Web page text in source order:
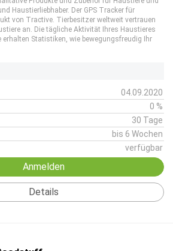
Haustierliebhaber. Der GPS Tracker für
von Tractive. Tierbesitzer weltweit vertrauen
an. Die tägliche Aktivität Ihres Haustieres
Statistiken, wie bewegungsfreudig Ihr
04.09.2020
0 %
30 Tage
bis 6 Wochen
verfügbar
Anmelden
Details